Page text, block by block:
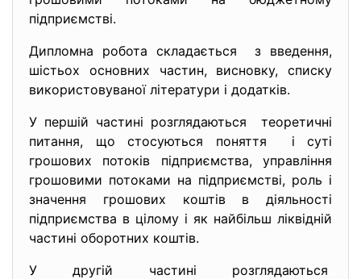
підприємстві.
Дипломна робота складається з введення,
шістьох основних частин, висновку, списку
використовуваної літератури і додатків.
У першій частині розглядаються теоретичні
питання, що стосуються поняття і суті
грошових потоків підприємства, управління
грошовими потоками на підприємстві, роль і
значення грошових коштів в діяльності
підприємства в цілому і як найбільш ліквідній
частині оборотних коштів.
У другій частині розглядаються